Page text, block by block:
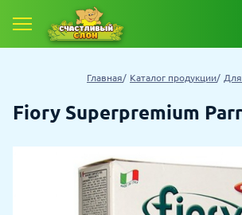
Главная Каталог продукции
Fiory Superpremium